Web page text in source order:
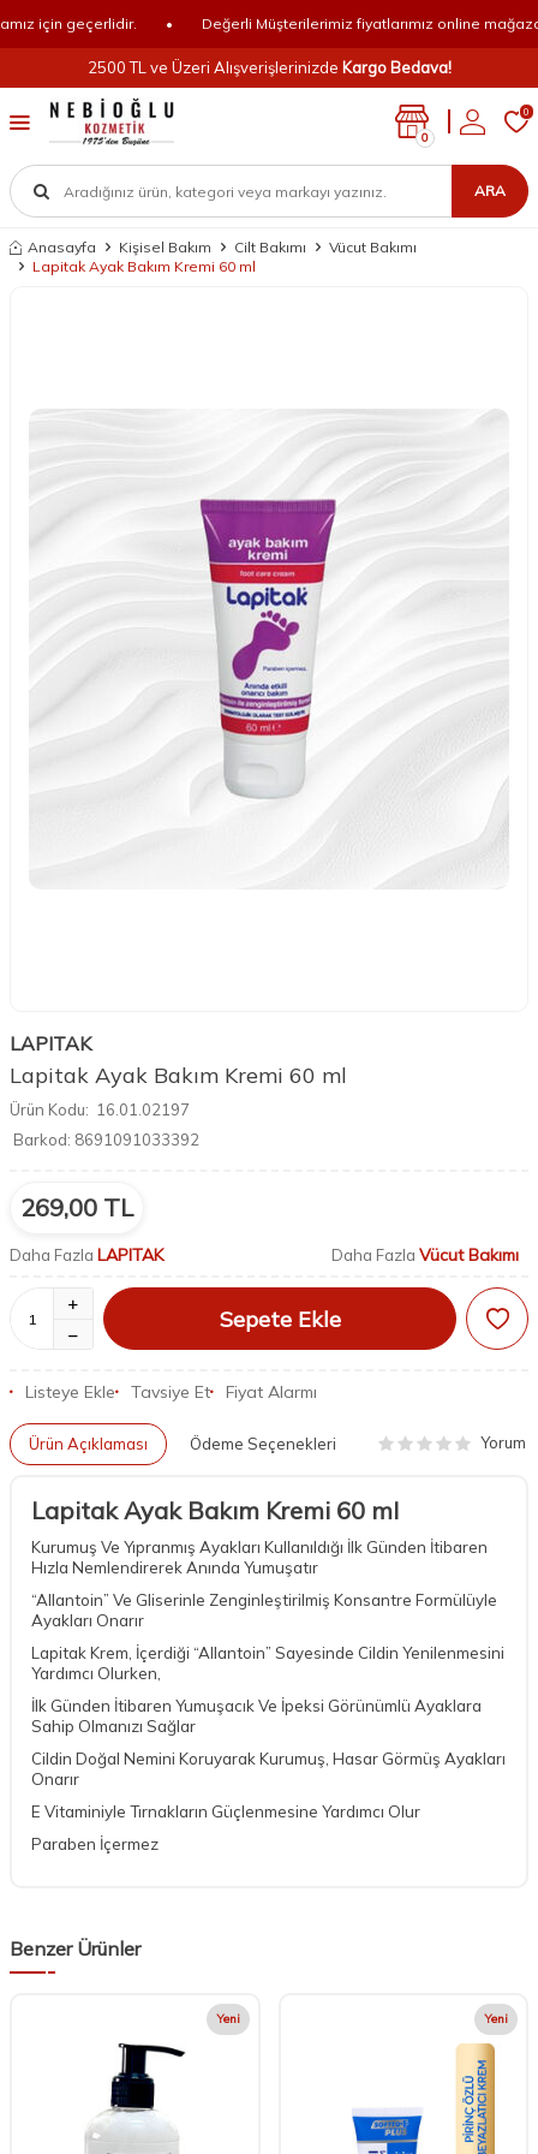
için geçerlidir. Değerli Müşterilerimiz fiyatlarımız online
2500 TL ve Üzeri Alışverişlerinizde Kargo Bedava!
ARA
0
0
Anasayfa Kişisel Bakım Cilt Bakımı
Vücut Bakımı
Lapitak Ayak Bakım Kremi 60 ml
LAPITAK
Lapitak Ayak Bakım Kremi 60 ml
Ürün Kodu: 16.01.02197
Barkod: 8691091033392
269,00 TL
Daha Fazla LAPITAK Daha Fazla Vücut Bakımı
Sepete Ekle
Listeye Ekle Tavsiye Et Fiyat Alarmı
Ürün Açıklaması Ödeme Seçenekleri Yorum
Lapitak Ayak Bakım Kremi 60 ml
Kurumuş Ve Yıpranmış Ayakları Kullanıldığı İlk Günden İtibaren
Hızla Nemlendirerek Anında Yumuşatır
“Allantoin” Ve Gliserinle Zenginleştirilmiş Konsantre Formülüyle
Ayakları Onarır
Lapitak Krem, İçerdiği “Allantoin” Sayesinde Cildin Yenilenmesini
Yardımcı Olurken,
İlk Günden İtibaren Yumuşacık Ve İpeksi Görünümlü Ayaklara
Sahip Olmanızı Sağlar
Cildin Doğal Nemini Koruyarak Kurumuş, Hasar Görmüş Ayakları
Onarır
E Vitaminiyle Tırnakların Güçlenmesine Yardımcı Olur
Paraben İçermez
Benzer Ürünler
Yeni Yeni